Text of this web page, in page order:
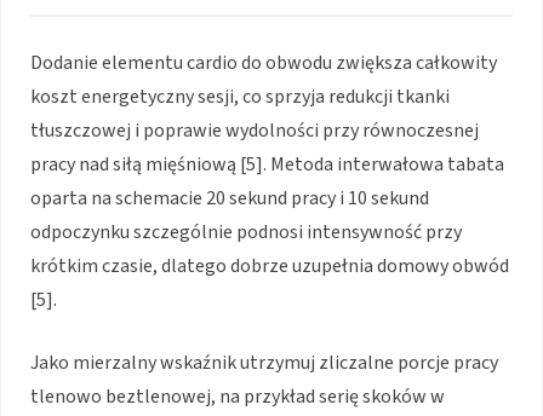
Dodanie elementu cardio do obwodu zwiększa całkowity
koszt energetyczny sesji, co sprzyja redukcji tkanki
tłuszczowej i poprawie wydolności przy równoczesnej
pracy nad siłą mięśniową [5]. Metoda interwałowa tabata
oparta na schemacie 20 sekund pracy i 10 sekund
odpoczynku szczególnie podnosi intensywność przy
krótkim czasie, dlatego dobrze uzupełnia domowy obwód
[5].
Jako mierzalny wskaźnik utrzymuj zliczalne porcje pracy
tlenowo beztlenowej, na przykład serię skoków w